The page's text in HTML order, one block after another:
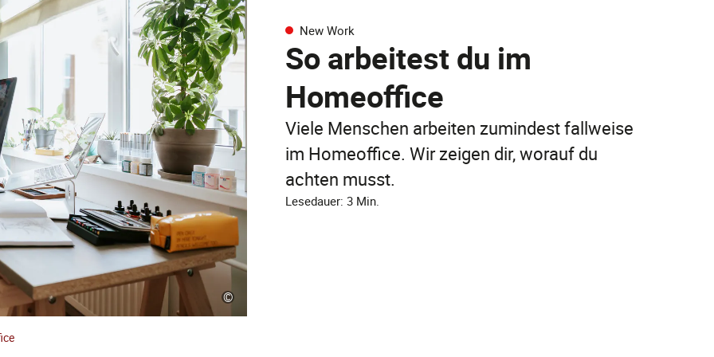
FAQ
Jetzt online abschließen!
Jetzt entdecken
©
New Work
So arbeitest du im
Homeoffice
Viele Menschen arbeiten zumindest fallweise
im Homeoffice. Wir zeigen dir, worauf du
achten musst.
Lesedauer: 3 Min.